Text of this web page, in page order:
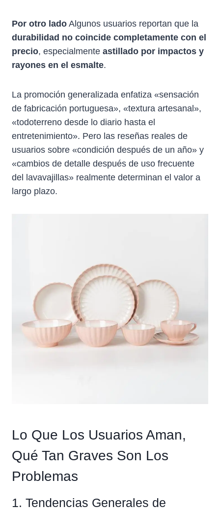
Por otro lado Algunos usuarios reportan que la
durabilidad no coincide completamente con el
precio, especialmente astillado por impactos y
rayones en el esmalte.
La promoción generalizada enfatiza «sensación
de fabricación portuguesa», «textura artesanal»,
«todoterreno desde lo diario hasta el
entretenimiento». Pero las reseñas reales de
usuarios sobre «condición después de un año» y
«cambios de detalle después de uso frecuente
del lavavajillas» realmente determinan el valor a
largo plazo.
Lo Que Los Usuarios Aman,
Qué Tan Graves Son Los
Problemas
1. Tendencias Generales de